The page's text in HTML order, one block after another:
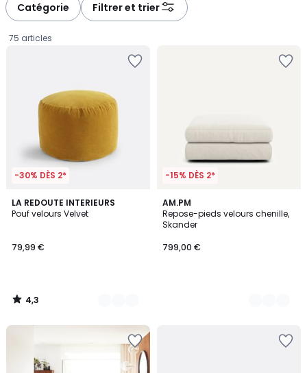
Catégorie Filtrer et trier
75 articles
-30% DÈS 2*
LA REDOUTE INTERIEURS
Pouf velours Velvet
€.
79,99 €
4,3
/ 5
7
Couleurs
4,3
/
-15% DÈS 2*
AM.PM
Repose-pieds velours chenille,
Skander
799,00 €
8
Couleurs